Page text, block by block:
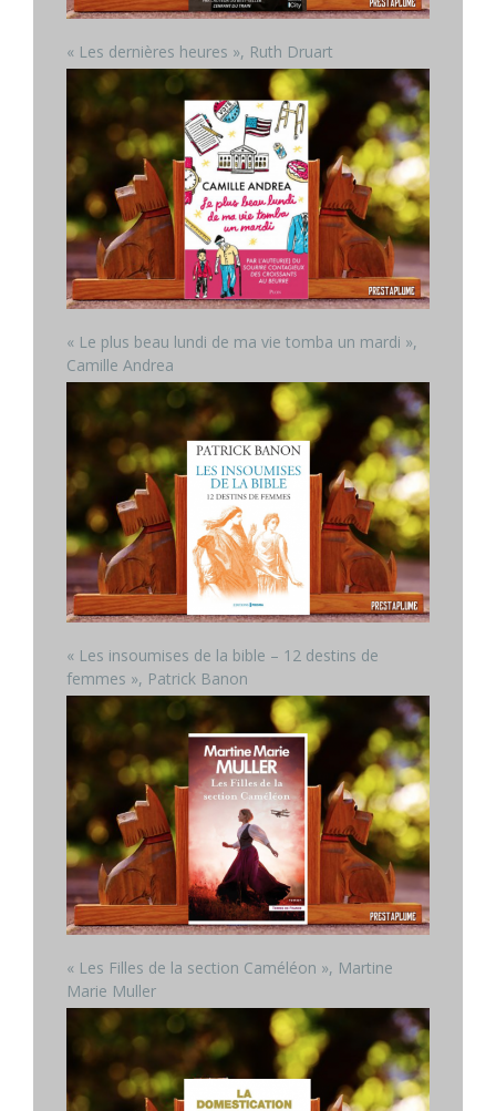
« Les dernières heures », Ruth Druart
« Le plus beau lundi de ma vie tomba un mardi »,
Camille Andrea
« Les insoumises de la bible – 12 destins de
femmes », Patrick Banon
« Les Filles de la section Caméléon », Martine
Marie Muller